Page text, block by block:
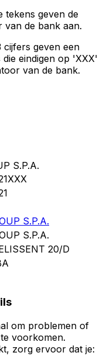
tekens geven de
de bank aan.
cijfers geven een
eindigen op 'XXX'
van de bank.
S.P.A.
S.P.A.
S.P.A.
20/D
om problemen of
voorkomen.
zorg ervoor dat je: